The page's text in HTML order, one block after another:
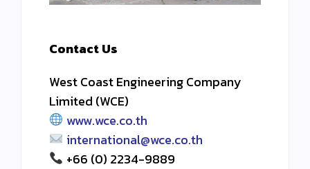
Contact Us
West Coast Engineering Company
Limited (WCE)
www.wce.co.th
international@wce.co.th
+66 (0) 2234-9889